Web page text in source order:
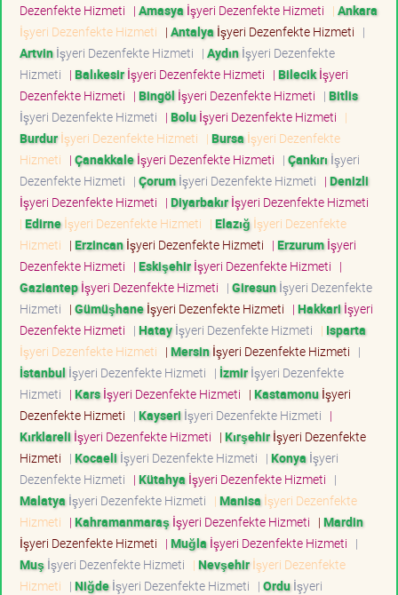
Dezenfekte Hizmeti | Amasya İşyeri Dezenfekte Hizmeti | Ankara
İşyeri Dezenfekte Hizmeti | Antalya İşyeri Dezenfekte Hizmeti |
Artvinİşyeri Dezenfekte Hizmeti | Aydınİşyeri Dezenfekte
Hizmeti | Balıkesirİşyeri Dezenfekte Hizmeti | Bilecikİşyeri
Dezenfekte Hizmeti | Bingöl İşyeri Dezenfekte Hizmeti | Bitlis
İşyeri Dezenfekte Hizmeti | Boluİşyeri Dezenfekte Hizmeti |
Burdurİşyeri Dezenfekte Hizmeti | Bursa İşyeri Dezenfekte
Hizmeti | Çanakkaleİşyeri Dezenfekte Hizmeti | Çankırı İşyeri
Dezenfekte Hizmeti | Çorumİşyeri Dezenfekte Hizmeti | Denizli
İşyeri Dezenfekte Hizmeti | Diyarbakırİşyeri Dezenfekte Hizmeti
| Edirneİşyeri Dezenfekte Hizmeti | Elazığ İşyeri Dezenfekte
Hizmeti | Erzincanİşyeri Dezenfekte Hizmeti | Erzurumİşyeri
Dezenfekte Hizmeti | Eskişehirİşyeri Dezenfekte Hizmeti |
Gaziantepİşyeri Dezenfekte Hizmeti | Giresunİşyeri Dezenfekte
Hizmeti | Gümüşhaneİşyeri Dezenfekte Hizmeti | Hakkari İşyeri
Dezenfekte Hizmeti | Hatayİşyeri Dezenfekte Hizmeti | Isparta
İşyeri Dezenfekte Hizmeti | Mersinİşyeri Dezenfekte Hizmeti |
İstanbul İşyeri Dezenfekte Hizmeti | İzmirİşyeri Dezenfekte
Hizmeti | Karsİşyeri Dezenfekte Hizmeti | Kastamonuİşyeri
Dezenfekte Hizmeti | Kayseri İşyeri Dezenfekte Hizmeti |
Kırklareli İşyeri Dezenfekte Hizmeti | Kırşehirİşyeri Dezenfekte
Hizmeti | Kocaeli İşyeri Dezenfekte Hizmeti | Konya İşyeri
Dezenfekte Hizmeti | Kütahya İşyeri Dezenfekte Hizmeti |
Malatya İşyeri Dezenfekte Hizmeti | Manisa İşyeri Dezenfekte
Hizmeti | Kahramanmaraş İşyeri Dezenfekte Hizmeti | Mardin
İşyeri Dezenfekte Hizmeti | Muğla İşyeri Dezenfekte Hizmeti |
Muş İşyeri Dezenfekte Hizmeti | Nevşehirİşyeri Dezenfekte
Hizmeti | Niğdeİşyeri Dezenfekte Hizmeti | Orduİşyeri